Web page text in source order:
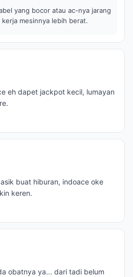
yang bocor atau ac-nya jarang
mesinnya lebih berat.
eh dapet jackpot kecil, lumayan
buat hiburan, indoace oke
keren.
obatnya ya... dari tadi belum